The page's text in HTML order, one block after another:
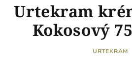
Urtekram
Kokosový
URTEKRAM